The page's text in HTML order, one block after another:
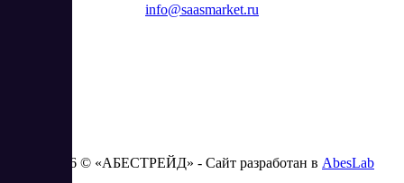
info@saasmarket.ru
2023 - 2026 © «АБЕСТРЕЙД» - Сайт разработан в AbesLab